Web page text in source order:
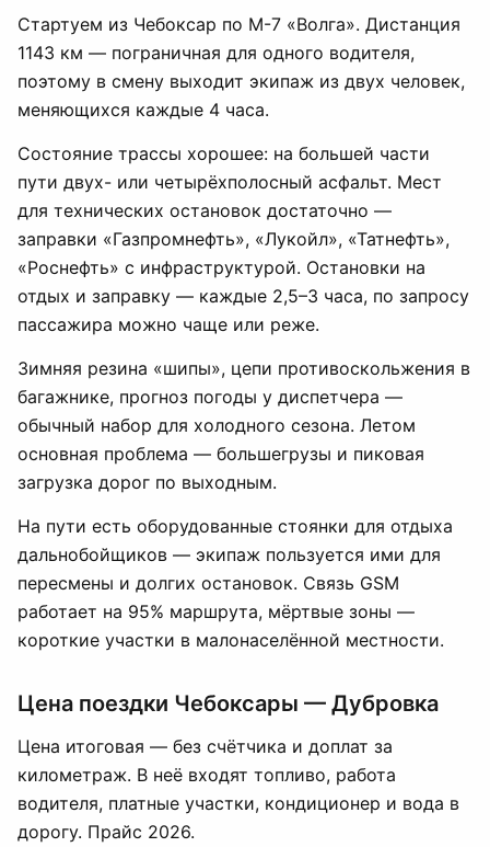
Стартуем из Чебоксар по М-7 «Волга». Дистанция
1143 км — пограничная для одного водителя,
поэтому в смену выходит экипаж из двух человек,
меняющихся каждые 4 часа.
Состояние трассы хорошее: на большей части
пути двух- или четырёхполосный асфальт. Мест
для технических остановок достаточно —
заправки «Газпромнефть», «Лукойл», «Татнефть»,
«Роснефть» с инфраструктурой. Остановки на
отдых и заправку — каждые 2,5–3 часа, по запросу
пассажира можно чаще или реже.
Зимняя резина «шипы», цепи противоскольжения в
багажнике, прогноз погоды у диспетчера —
обычный набор для холодного сезона. Летом
основная проблема — большегрузы и пиковая
загрузка дорог по выходным.
На пути есть оборудованные стоянки для отдыха
дальнобойщиков — экипаж пользуется ими для
пересмены и долгих остановок. Связь GSM
работает на 95% маршрута, мёртвые зоны —
короткие участки в малонаселённой местности.
Цена поездки Чебоксары — Дубровка
Цена итоговая — без счётчика и доплат за
километраж. В неё входят топливо, работа
водителя, платные участки, кондиционер и вода в
дорогу. Прайс 2026.